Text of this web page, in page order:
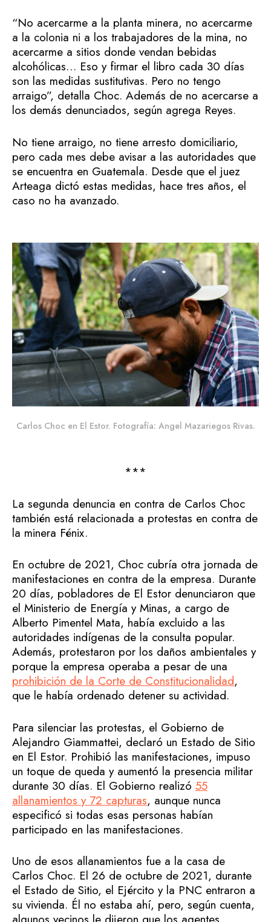
“No acercarme a la planta minera, no acercarme
a la colonia ni a los trabajadores de la mina, no
acercarme a sitios donde vendan bebidas
alcohólicas… Eso y firmar el libro cada 30 días
son las medidas sustitutivas. Pero no tengo
arraigo”, detalla Choc. Además de no acercarse a
los demás denunciados, según agrega Reyes.
No tiene arraigo, no tiene arresto domiciliario,
pero cada mes debe avisar a las autoridades que
se encuentra en Guatemala. Desde que el juez
Arteaga dictó estas medidas, hace tres años, el
caso no ha avanzado.
Carlos Choc en El Estor. Fotografía: Angel Mazariegos Rivas.
***
La segunda denuncia en contra de Carlos Choc
también está relacionada a protestas en contra de
la minera Fénix.
En octubre de 2021, Choc cubría otra jornada de
manifestaciones en contra de la empresa. Durante
20 días, pobladores de El Estor denunciaron que
el Ministerio de Energía y Minas, a cargo de
Alberto Pimentel Mata, había excluido a las
autoridades indígenas de la consulta popular.
Además, protestaron por los daños ambientales y
porque la empresa operaba a pesar de una
prohibición de la Corte de Constitucionalidad,
que le había ordenado detener su actividad.
Para silenciar las protestas, el Gobierno de
Alejandro Giammattei, declaró un Estado de Sitio
en El Estor. Prohibió las manifestaciones, impuso
un toque de queda y aumentó la presencia militar
durante 30 días. El Gobierno realizó 55
allanamientos y 72 capturas, aunque nunca
especificó si todas esas personas habían
participado en las manifestaciones.
Uno de esos allanamientos fue a la casa de
Carlos Choc. El 26 de octubre de 2021, durante
el Estado de Sitio, el Ejército y la PNC entraron a
su vivienda. Él no estaba ahí, pero, según cuenta,